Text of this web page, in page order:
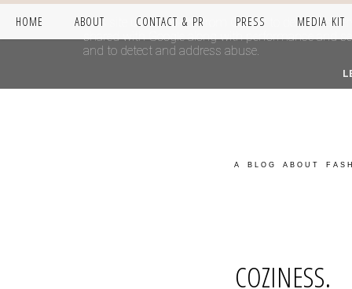
HOME ABOUT CONTACT & PR PRESS MEDIA KIT
A BLOG ABOUT
COZINESS.
This site uses cookies from Google to deliver its
shared with Google along with performance and
and to detect and address abuse.